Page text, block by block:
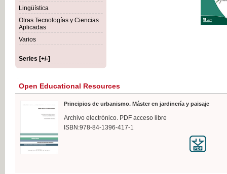
Lingüística
Otras Tecnologías y Ciencias
Aplicadas
Varios
Series [+/-]
Open Educational Resources
Principios de urbanismo. Máster en jardinería y paisaje
Archivo electrónico. PDF acceso libre
ISBN:978-84-1396-417-1